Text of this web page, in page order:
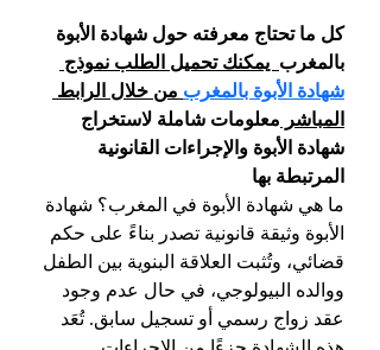
كل ما تحتاج معرفته حول شهادة الأبوة
بالمغرب يمكنك تحميل الطلب نموذج
شهادة الأبوة بالمغرب من خلال الرابط
المباشر معلومات شاملة لاستخراج
شهادة الأبوة والإجراءات القانونية
المرتبطة بها
ما هي شهادة الأبوة في المغرب؟ شهادة
الأبوة وثيقة قانونية تصدر بناءً على حكم
قضائي، وتُثبت العلاقة البنوية بين الطفل
ووالده البيولوجي، في حال عدم وجود
عقد زواج رسمي أو تسجيل سابق. تُعَد